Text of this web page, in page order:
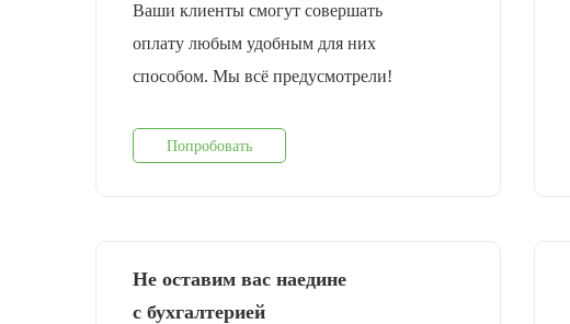
Ваши клиенты смогут совершать
оплату любым удобным для них
способом. Мы всё предусмотрели!
Попробовать
Не оставим вас наедине
с бухгалтерией